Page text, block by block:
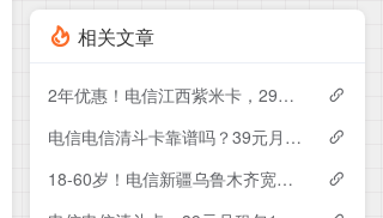
相关文章
2年优惠！电信江西紫米卡，29元月租包500G+200分钟
电信电信清斗卡靠谱吗？39元月租包185G+200分钟实测分享
18-60岁！电信新疆乌鲁木齐宽带卡，119-229元月租1200-1800M120-240G+1300-3000分钟融合宽带套餐